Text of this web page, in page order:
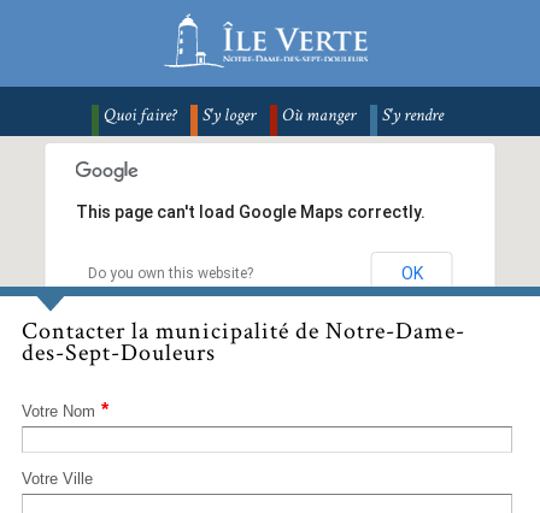
Quoi faire? S'y loger Où manger S'y rendre
This page can't load Google Maps correctly.
Do you own this website? OK
Contacter la municipalité de Notre-Dame-
des-Sept-Douleurs
Votre Nom *
Votre Ville